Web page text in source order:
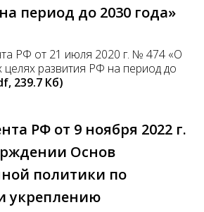
период до 2030 года»
РФ от 21 июля 2020 г. № 474 «О
развития РФ на период до
239.7 Кб)
РФ от 9 ноября 2022 г.
Основ
политики по
укреплению